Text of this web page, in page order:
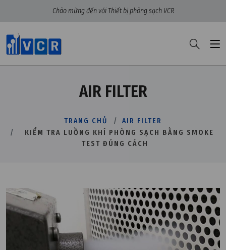
Chào mừng đến với Thiết bị phòng sạch VCR
AIR FILTER
TRANG CHỦ
AIR FILTER
KIỂM TRA LUỒNG KHÍ PHÒNG SẠCH BẰNG SMOKE
TEST ĐÚNG CÁCH